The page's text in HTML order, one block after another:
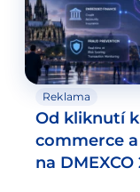
Reklama
Od kliknutí
commerce
na DMEXCO